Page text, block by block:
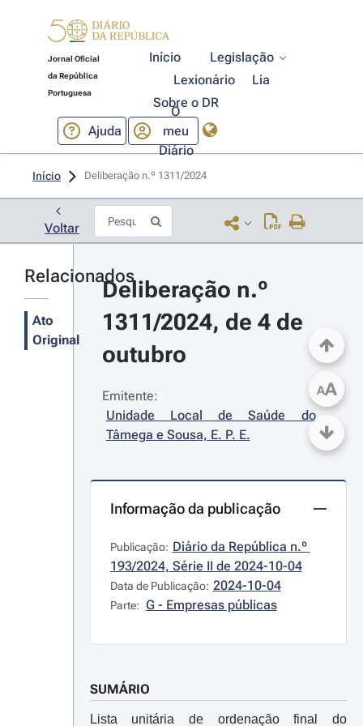
Jornal Oficial
da República
Portuguesa
Início
Legislação
Lexionário
Lia
Sobre o DR
Ajuda
O
meu
Diário
Início Deliberação n.º 1311/2024
Voltar
Relacionados
Ato
Original
Deliberação n.º
1311/2024, de 4 de
outubro
Emitente:
Unidade Local de Saúde do
Tâmega e Sousa, E. P. E.
Informação da publicação
Publicação: Diário da República n.º
193/2024, Série II de 2024-10-04
Data de Publicação: 2024-10-04
Parte: G - Empresas públicas
SUMÁRIO
Lista unitária de ordenação final do
AA